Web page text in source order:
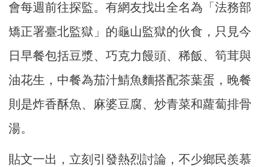
會每週前往探監。有網友找出全名為「法務部
矯正署臺北監獄」的龜山監獄的伙食，只見今
日早餐包括豆漿、巧克力饅頭、稀飯、筍茸與
油花生，中餐為茄汁鯖魚麵搭配茶葉蛋，晚餐
則是炸香酥魚、麻婆豆腐、炒青菜和蘿蔔排骨
湯。
貼文一出，立刻引發熱烈討論，不少鄉民羨慕